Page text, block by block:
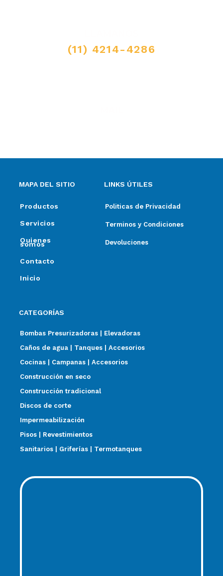
(11) 4214-4286
MAPA DEL SITIO
Productos
Servicios
Quienes
somos
Contacto
Inicio
LINKS ÚTILES
Politicas de Privacidad
Terminos y Condiciones
Devoluciones
CATEGORÍAS
Bombas Presurizadoras | Elevadoras
Caños de agua | Tanques | Accesorios
Cocinas | Campanas | Accesorios
Construcción en seco
Construcción tradicional
Discos de corte
Impermeabilización
Pisos | Revestimientos
Sanitarios | Griferías | Termotanques